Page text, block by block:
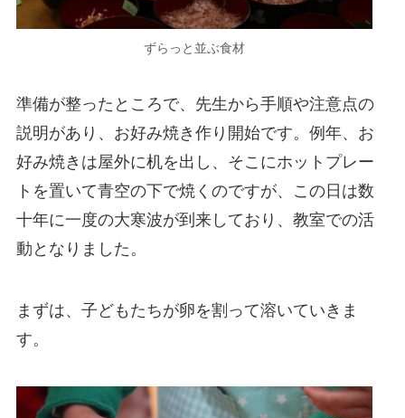
ずらっと並ぶ食材
準備が整ったところで、先生から手順や注意点の
説明があり、お好み焼き作り開始です。例年、お
好み焼きは屋外に机を出し、そこにホットプレー
トを置いて青空の下で焼くのですが、この日は数
十年に一度の大寒波が到来しており、教室での活
動となりました。
まずは、子どもたちが卵を割って溶いていきま
す。